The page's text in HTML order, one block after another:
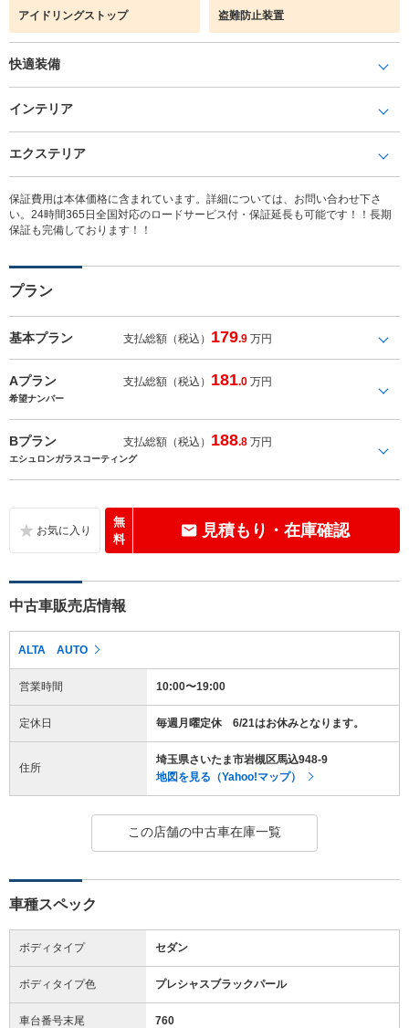
アイドリングストップ 盗難防止装置
快適装備
インテリア
エクステリア
保証費用は本体価格に含まれています。詳細については、お問い合わせ下さ
い。24時間365日全国対応のロードサービス付・保証延長も可能です！！長期
保証も完備しております！！
プラン
基本プラン 支払総額（税込） 179.9 万円
Aプラン 支払総額（税込） 181.0 万円
希望ナンバー
Bプラン 支払総額（税込） 188.8 万円
エシュロンガラスコーティング
無
料
見積もり・在庫確認
中古車販売店情報
ALTA AUTO
営業時間 10:00〜19:00
定休日 毎週月曜定休 6/21はお休みとなります。
住所
埼玉県さいたま市岩槻区馬込948-9
地図を見る（Yahoo!マップ）
この店舗の中古車在庫一覧
車種スペック
ボディタイプ セダン
ボディタイプ色 プレシャスブラックパール
車台番号末尾 760